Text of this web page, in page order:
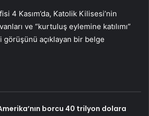
4 Kasım’da, Katolik Kilisesi’nin
ve “kurtuluş eylemine katılımı”
açıklayan bir belge
borcu 40 trilyon dolara